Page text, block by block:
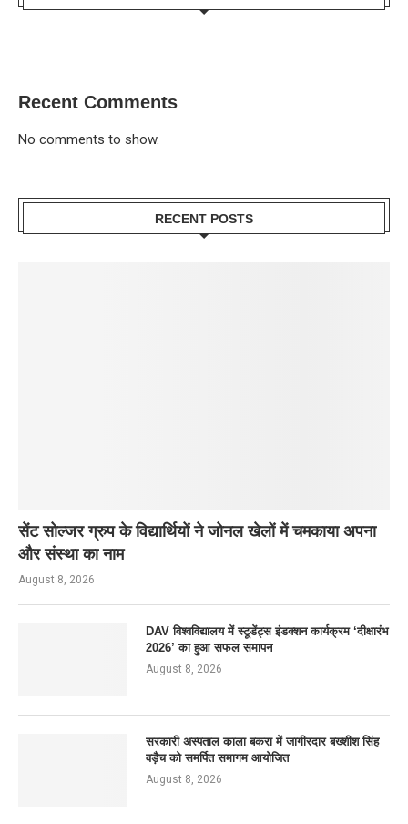
Recent Comments
No comments to show.
RECENT POSTS
सेंट सोल्जर ग्रुप के विद्यार्थियों ने जोनल खेलों में चमकाया अपना
और संस्था का नाम
August 8, 2026
DAV विश्वविद्यालय में स्टूडेंट्स इंडक्शन कार्यक्रम ‘दीक्षारंभ
2026’ का हुआ सफल समापन
August 8, 2026
सरकारी अस्पताल काला बकरा में जागीरदार बख्शीश सिंह
वड़ैच को समर्पित समागम आयोजित
August 8, 2026